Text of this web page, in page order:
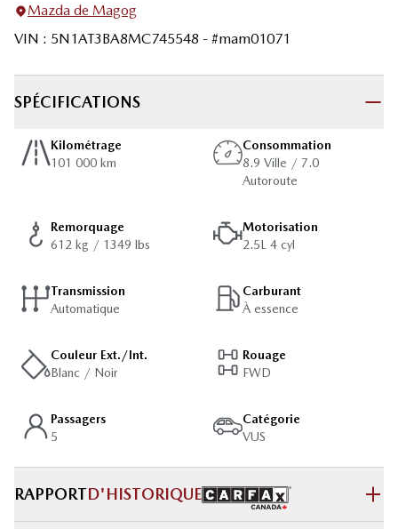
Mazda de Magog
VIN : 5N1AT3BA8MC745548 - #mam01071
SPÉCIFICATIONS
Kilométrage
101 000 km
Consommation
8.9 Ville / 7.0
Autoroute
Remorquage
612 kg / 1349 lbs
Motorisation
2.5L 4 cyl
Transmission
Automatique
Carburant
À essence
Couleur Ext./Int.
Blanc / Noir
Rouage
FWD
Passagers
5
Catégorie
VUS
RAPPORTD'HISTORIQUE